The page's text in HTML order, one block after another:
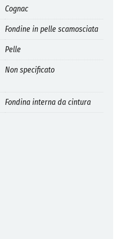
Cognac
Fondine in pelle scamosciata
Pelle
Non specificato
Fondina interna da cintura